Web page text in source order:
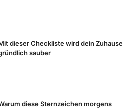
dieser Checkliste wird dein Zuhause
sauber
diese Sternzeichen morgens